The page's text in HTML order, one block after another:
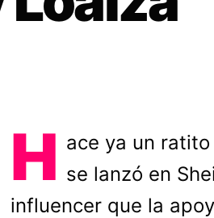
H ace ya un
se lanzó en
influencer que la